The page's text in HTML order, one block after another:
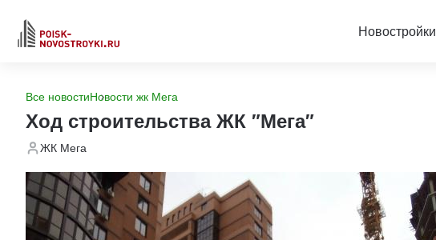
Новостройки
Все новостиНовости жк Мега
Ход строительства ЖК "Мега"
ЖК Мега